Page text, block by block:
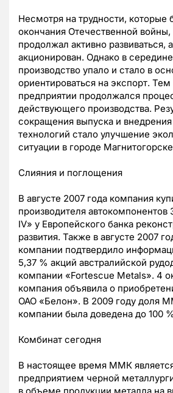
Несмотря на трудности, которые
окончания Отечественной
продолжал активно развиваться,
акционирован. Однако в
производство упало и стало в
ориентироваться на экспорт.
предприятии продолжался
действующего производства.
сокращения выпуска и
технологий стало улучшение
ситуации в городе
Слияния и поглощения
В августе 2007 года компания
производителя
IV» у Европейского банка
развития. Также в августе 2007
компании подтвердило
5,37 % акций австралийской
компании «Fortescue Metals». 4
компания объявила о
ОАО «Белон». В 2009 году доля
компании была доведена до 100
Комбинат сегодня
В настоящее время ММК
предприятием черной